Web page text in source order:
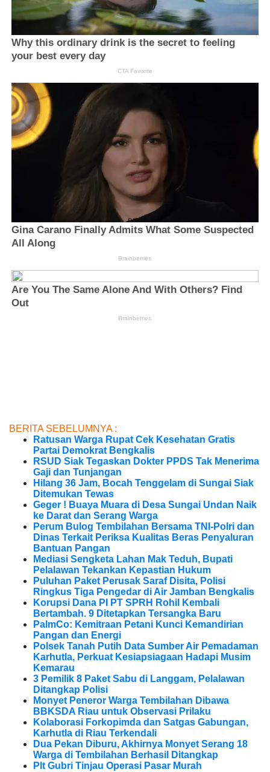
BERITA SEBELUMNYA :
Ratusan Warga Rupat Cek Kesehatan Gratis
Partai Demokrat Bengkalis
RSUD Siak Tegaskan Dokter PPDS Tak Menerima
Gaji dan Tunjangan
Hilang 36 Jam, Bocah Tenggelam di Sungai Siak
Ditemukan Tewas
Geger ! Buaya Muara di Desa Sungai Undan Naik
ke Darat dan Serang Warga
Perum Bulog Tembilahan Bersama TNI-Polri dan
Dinas Terkait Periksa Kualitas Beras Penyaluran
Bantuan Pangan
Mediasi Sengketa Lahan Mak Teduh, Bupati
Pelalawan Tekankan Kepastian Hukum
Puluhan Paket Perusak Saraf Disita, Polisi
Ringkus Tiga Pengedar di Air Jamban Bengkalis
Korupsi Dana PI PT SPRH Rohil Kembali
Bertambah. 9 Ditetapkan Tersangka Baru
PalmCo: Kemitraan Petani Kunci Kemandirian
Pangan dan Energi
Polsek Tanah Putih Data Sumber Air Pemadaman
Karhutla, Perkuat Kesiapsiagaan Hadapi Musim
Kemarau
3 Pemilik 8 Paket Sabu di Langgam, Pelalawan
Ditangkap Polisi
Monyet Peneror Warga Tembilahan Dibawa
BBKSDA Riau untuk Observasi Prilaku
Kolaborasi Forkopimda dan Satgas Gabungan,
Karhutla di Riau Terkendali
Dua Pekan Diburu, Akhirnya Monyet Serang 18
Warga di Tembilahan Berhasil Ditangkap
Plt Gubri Tinjau Operasi Pasar Murah